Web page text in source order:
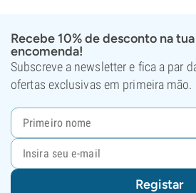
Recebe 10% de desconto na
encomenda!
Subscreve a newsletter e fica a par
ofertas exclusivas em primeira mão.
Registar